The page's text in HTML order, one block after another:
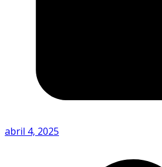
abril 4, 2025